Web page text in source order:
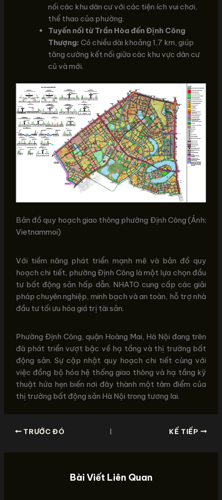
nối các khu dân cư với các tiện ích vui chơi,
thể thao của phường.
Tuyến nối từ Trần Hòa đến Định Công
Thượng: Có chiều dài khoảng 1,7 km, giúp
tăng cường kết nối giữa các khu vực dân cư
cũ và mới.
Bản đồ quy hoạch giao thông phường Định Công (Ảnh:
Vietnammoi)
Với tiềm năng phát triển mạnh mẽ và bản đồ quy
hoạch chi tiết, phường Định Công là một lựa chọn đầu
tư bất động sản hấp dẫn. NHATO cung cấp các giải
pháp chuyên nghiệp, minh bạch và an toàn, hỗ trợ nhà
đầu tư tối ưu hóa giá trị tài sản.
Phường Định Công, quận Hoàng Mai, Hà Nội đang trên
đà phát triển vượt bậc về hạ tầng và thị trường bất
động sản. Sự cập nhật quy hoạch chi tiết cùng với
việc đồng bộ hóa hệ thống giao thông và hạ tầng kỹ
thuật hứa hẹn biến nơi đây thành một tâm điểm của
thị trường bất động sản Hà Nội trong tương lai.
TRƯỚC ĐÓ KẾ TIẾP
Bài Viết Liên Quan